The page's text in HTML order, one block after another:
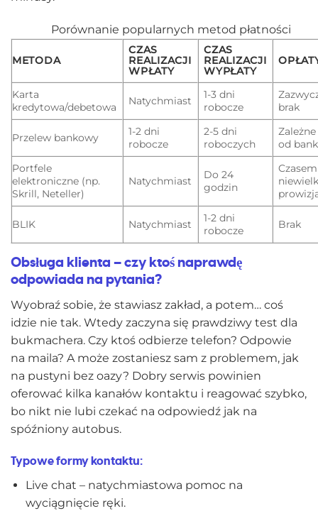
Porównanie popularnych metod płatności
METODA
CZAS
REALIZACJI
WPŁATY
CZAS
REALIZACJI
WYPŁATY
Karta
kredytowa/debetowa
Natychmiast
1-3 dni
robocze
brak
Przelew bankowy
1-2 dni
robocze
2-5 dni
roboczych
Zależne
od
Portfele
elektroniczne (np.
Skrill, Neteller)
Natychmiast
Do 24
godzin
Czasem
BLIK Natychmiast
1-2 dni
robocze
Brak
Obsługa klienta – czy ktoś naprawdę
odpowiada na pytania?
Wyobraź sobie, że stawiasz zakład, a potem… coś
idzie nie tak. Wtedy zaczyna się prawdziwy test dla
bukmachera. Czy ktoś odbierze telefon? Odpowie
na maila? A może zostaniesz sam z problemem, jak
na pustyni bez oazy? Dobry serwis powinien
oferować kilka kanałów kontaktu i reagować szybko,
bo nikt nie lubi czekać na odpowiedź jak na
spóźniony autobus.
Typowe formy kontaktu:
Live chat – natychmiastowa pomoc na
wyciągnięcie ręki.